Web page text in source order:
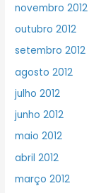
novembro 2012
outubro 2012
setembro 2012
agosto 2012
julho 2012
junho 2012
maio 2012
abril 2012
março 2012